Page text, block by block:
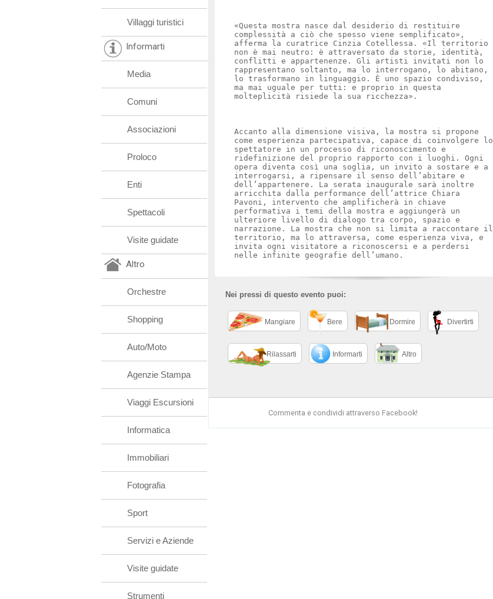
«Questa mostra nasce dal desiderio di restituire
complessità a ciò che spesso viene semplificato»,
afferma la curatrice Cinzia Cotellessa. «Il territorio
non è mai neutro: è attraversato da storie, identità,
conflitti e appartenenze. Gli artisti invitati non lo
rappresentano soltanto, ma lo interrogano, lo abitano,
lo trasformano in linguaggio. È uno spazio condiviso,
ma mai uguale per tutti: e proprio in questa
molteplicità risiede la sua ricchezza».
Accanto alla dimensione visiva, la mostra si propone
come esperienza partecipativa, capace di coinvolgere lo
spettatore in un processo di riconoscimento e
ridefinizione del proprio rapporto con i luoghi. Ogni
opera diventa così una soglia, un invito a sostare e a
interrogarsi, a ripensare il senso dell’abitare e
dell’appartenere. La serata inaugurale sarà inoltre
arricchita dalla performance dell’attrice Chiara
Pavoni, intervento che amplificherà in chiave
performativa i temi della mostra e aggiungerà un
ulteriore livello di dialogo tra corpo, spazio e
narrazione. La mostra che non si limita a raccontare il
territorio, ma lo attraversa, come esperienza viva, e
invita ogni visitatore a riconoscersi e a perdersi
nelle infinite geografie dell’umano.
Nei pressi di questo evento puoi:
Mangiare Bere Dormire Divertirti
Rilassarti Informarti Altro
Commenta e condividi attraverso Facebook!
Villaggi turistici
Informarti
Media
Comuni
Associazioni
Proloco
Enti
Spettacoli
Visite guidate
Altro
Orchestre
Shopping
Auto/Moto
Agenzie Stampa
Viaggi Escursioni
Informatica
Immobiliari
Fotografia
Sport
Servizi e Aziende
Visite guidate
Strumenti